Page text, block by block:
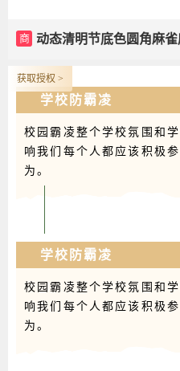
商 动态清明节底色圆角麻
学校防霸凌
校园霸凌整个学校氛围和
响我们每个人都应该积极
为。
学校防霸凌
校园霸凌整个学校氛围和
响我们每个人都应该积极
为。
获取授权 >